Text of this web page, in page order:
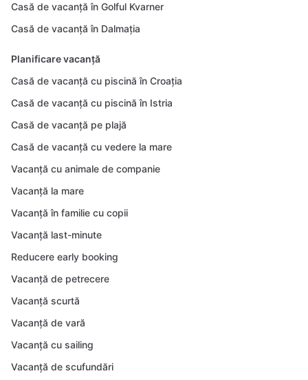
Casă de vacanță în Golful Kvarner
Casă de vacanță în Dalmația
Planificare vacanță
Casă de vacanță cu piscină în Croația
Casă de vacanță cu piscină în Istria
Casă de vacanță pe plajă
Casă de vacanță cu vedere la mare
Vacanță cu animale de companie
Vacanță la mare
Vacanță în familie cu copii
Vacanță last-minute
Reducere early booking
Vacanță de petrecere
Vacanță scurtă
Vacanță de vară
Vacanță cu sailing
Vacanță de scufundări